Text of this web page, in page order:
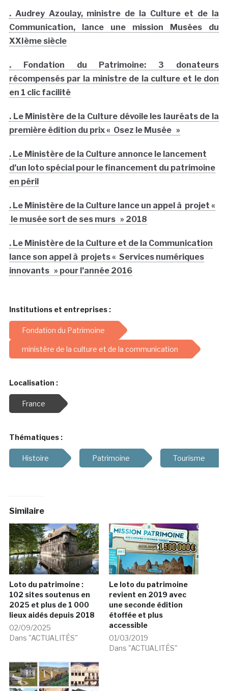
. Audrey Azoulay, ministre de la Culture et de la
Communication, lance une mission Musées du
XXIème siècle
. Fondation du Patrimoine: 3 donateurs
récompensés par la ministre de la culture et le don
en 1 clic facilité
. Le Ministère de la Culture dévoile les lauréats de la
première édition du prix « Osez le Musée »
. Le Ministère de la Culture annonce le lancement
d’un loto spécial pour le financement du patrimoine
en péril
. Le Ministère de la Culture lance un appel à projet «
le musée sort de ses murs » 2018
. Le Ministère de la Culture et de la Communication
lance son appel à projets « Services numériques
innovants » pour l’année 2016
Institutions et entreprises :
Fondation du Patrimoine
ministère de la culture et de la communication
Localisation :
France
Thématiques :
Histoire Patrimoine Tourisme
Similaire
Loto du patrimoine :
102 sites soutenus en
2025 et plus de 1 000
lieux aidés depuis 2018
02/09/2025
Dans "ACTUALITÉS"
Le loto du patrimoine
revient en 2019 avec
une seconde édition
étoffée et plus
accessible
01/03/2019
Dans "ACTUALITÉS"